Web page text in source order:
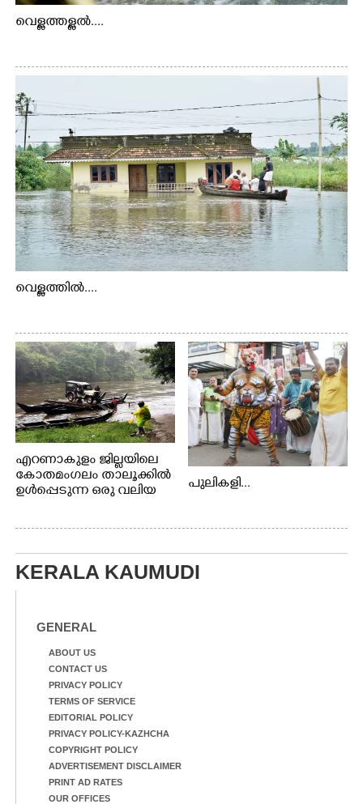
വെള്ളത്തള്ളൽ....
വെള്ളത്തിൽ....
എറണാകുളം ജില്ലയിലെ
കോതമംഗലം താലൂക്കിൽ
ഉൾപ്പെടുന്ന ഒരു വലിയ
വെള്ളാരംകുത്ത്,
കത്തിപ്പാറ, ഉറിയംപെട്ടി,
തേക്കല്ല്, വെട്ടിക്കല്ല്,
പ്രധാന സഞ്ചാര
കടത്ത് വള്ളം
പുലികളി...
KERALA KAUMUDI
GENERAL
ABOUT US
CONTACT US
PRIVACY POLICY
TERMS OF SERVICE
EDITORIAL POLICY
PRIVACY POLICY-KAZHCHA
COPYRIGHT POLICY
ADVERTISEMENT DISCLAIMER
PRINT AD RATES
OUR OFFICES